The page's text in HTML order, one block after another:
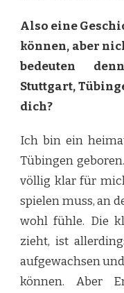
Also eine
können, aber
bedeuten
Stuttgart,
dich?
Ich bin ein
Tübingen
völlig klar für
spielen muss, an
wohl fühle. Die
zieht, ist
aufgewachsen
können. Aber